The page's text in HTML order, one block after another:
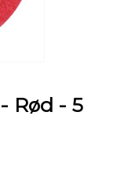
Rød - 5